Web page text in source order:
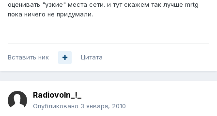
оценивать "узкие" места сети. и тут скажем так лучше mrtg
пока ничего не придумали.
Вставить ник Цитата
Radiovoln_!_
Опубликовано 3 января, 2010